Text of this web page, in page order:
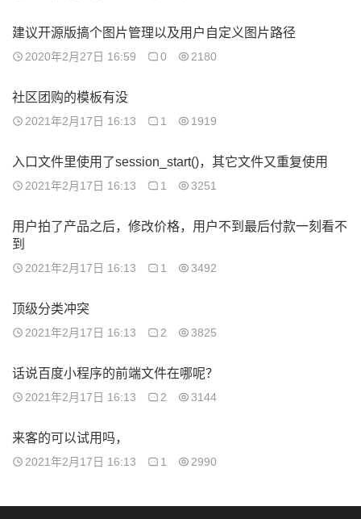
建议开源版搞个图片管理以及用户自定义图片路径
2020年2月27日 16:59 0 2180
社区团购的模板有没
2021年2月17日 16:13 1 1919
入口文件里使用了session_start()，其它文件又重复使用
2021年2月17日 16:13 1 3251
用户拍了产品之后，修改价格，用户不到最后付款一刻看不
到
2021年2月17日 16:13 1 3492
顶级分类冲突
2021年2月17日 16:13 2 3825
话说百度小程序的前端文件在哪呢？
2021年2月17日 16:13 2 3144
来客的可以试用吗，
2021年2月17日 16:13 1 2990